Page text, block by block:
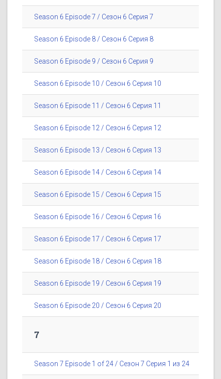
Season 6 Episode 7 / Сезон 6 Серия 7
Season 6 Episode 8 / Сезон 6 Серия 8
Season 6 Episode 9 / Сезон 6 Серия 9
Season 6 Episode 10 / Сезон 6 Серия 10
Season 6 Episode 11 / Сезон 6 Серия 11
Season 6 Episode 12 / Сезон 6 Серия 12
Season 6 Episode 13 / Сезон 6 Серия 13
Season 6 Episode 14 / Сезон 6 Серия 14
Season 6 Episode 15 / Сезон 6 Серия 15
Season 6 Episode 16 / Сезон 6 Серия 16
Season 6 Episode 17 / Сезон 6 Серия 17
Season 6 Episode 18 / Сезон 6 Серия 18
Season 6 Episode 19 / Сезон 6 Серия 19
Season 6 Episode 20 / Сезон 6 Серия 20
7
Season 7 Episode 1 of 24 / Сезон 7 Серия 1 из 24